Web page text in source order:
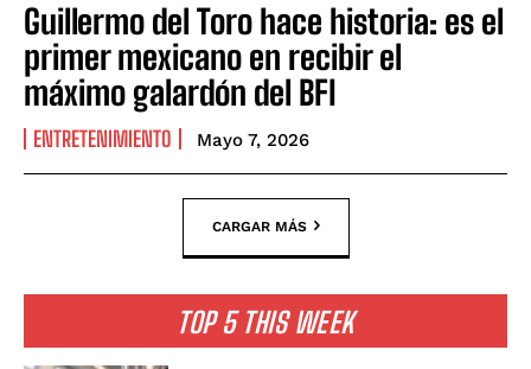
Guillermo del Toro hace historia: es el
primer mexicano en recibir el
máximo galardón del BFI
ENTRETENIMIENTO Mayo 7, 2026
CARGAR MÁS
TOP 5 THIS WEEK